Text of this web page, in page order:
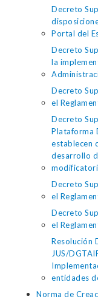
Decreto
Portal del
Decreto
la
Decreto
el
Decreto
Plataforma
establecen
desarrollo
Decreto
el
Decreto
el
Resolución
JUS/
entidades
Norma de